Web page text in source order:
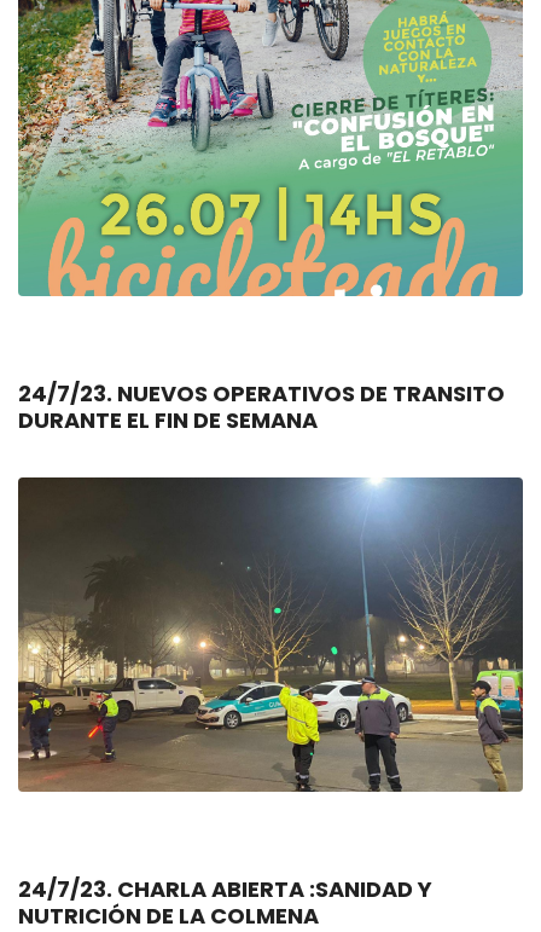
24/7/23. NUEVOS OPERATIVOS DE TRANSITO
DURANTE EL FIN DE SEMANA
24/7/23. CHARLA ABIERTA :SANIDAD Y
NUTRICIÓN DE LA COLMENA